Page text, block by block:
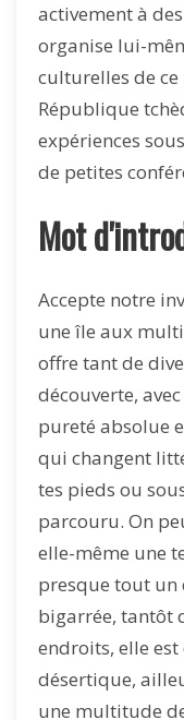
activement à
organise lui-
culturelles de
République
expériences
de petites
Mot
Accepte notre
une île aux
offre tant de
découverte,
pureté absolue
qui changent
tes pieds ou
parcouru. On
elle-même une
presque tout
bigarrée, tantôt
endroits, elle
désertique,
une multitude